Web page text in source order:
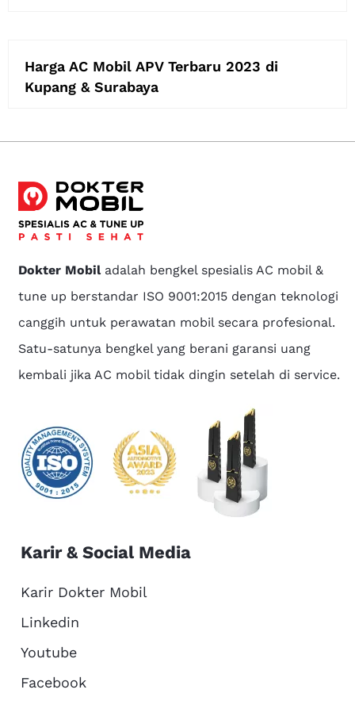
Harga AC Mobil APV Terbaru 2023 di
Kupang & Surabaya
Dokter Mobiladalah bengkel spesialis AC mobil &
tune up berstandar ISO 9001:2015 dengan teknologi
canggih untuk perawatan mobil secara profesional.
Satu-satunya bengkel yang berani garansi uang
kembali jika AC mobil tidak dingin setelah di service.
Karir & Social Media
Karir Dokter Mobil
Linkedin
Youtube
Facebook